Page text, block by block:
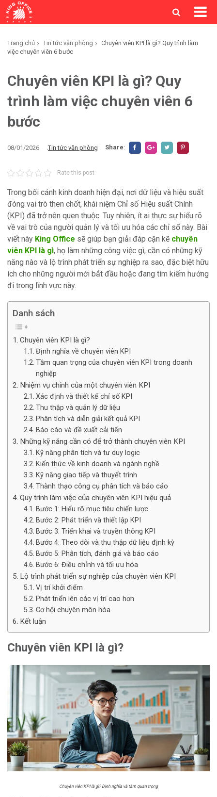
Trang chủ Tin tức văn phòng
Chuyên viên KPI là gì? Quy trình làm
việc chuyên viên 6 bước
Chuyên viên KPI là gì? Quy
trình làm việc chuyên viên 6
bước
08/01/2026 .Tin tức văn phòng Share:
Rate this post
Trong bối cảnh kinh doanh hiện đại, nơi dữ liệu và hiệu suất
đóng vai trò then chốt, khái niệm Chỉ số Hiệu suất Chính
(KPI) đã trở nên quen thuộc. Tuy nhiên, ít ai thực sự hiểu rõ
về vai trò của người quản lý và tối ưu hóa các chỉ số này. Bài
viết này King Office sẽ giúp bạn giải đáp cặn kẽ chuyên
viên KPI là gì, họ làm những công việc gì, cần có những kỹ
năng nào và lộ trình phát triển sự nghiệp ra sao, đặc biệt hữu
ích cho những người mới bắt đầu hoặc đang tìm kiếm hướng
đi trong lĩnh vực này.
Danh sách
Chuyên viên KPI là gì?
Định nghĩa về chuyên viên KPI
Tầm quan trọng của chuyên viên KPI trong doanh
nghiệp
Nhiệm vụ chính của một chuyên viên KPI
Xác định và thiết kế chỉ số KPI
Thu thập và quản lý dữ liệu
Phân tích và diễn giải kết quả KPI
Báo cáo và đề xuất cải tiến
Những kỹ năng cần có để trở thành chuyên viên KPI
Kỹ năng phân tích và tư duy logic
Kiến thức về kinh doanh và ngành nghề
Kỹ năng giao tiếp và thuyết trình
Thành thạo công cụ phân tích và báo cáo
Quy trình làm việc của chuyên viên KPI hiệu quả
Bước 1: Hiểu rõ mục tiêu chiến lược
Bước 2: Phát triển và thiết lập KPI
Bước 3: Triển khai và truyền thông KPI
Bước 4: Theo dõi và thu thập dữ liệu định kỳ
Bước 5: Phân tích, đánh giá và báo cáo
Bước 6: Điều chỉnh và tối ưu hóa
Lộ trình phát triển sự nghiệp của chuyên viên KPI
Vị trí khởi điểm
Phát triển lên các vị trí cao hơn
Cơ hội chuyên môn hóa
Kết luận
Chuyên viên KPI là gì?
Chuyên viên KPI là gì? Định nghĩa và tầm quan trọng